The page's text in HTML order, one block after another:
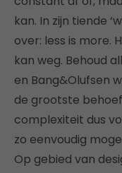
kan. In zijn tiende
over: less is more.
kan weg. Behoud
en Bang&Olufsen
de grootste
complexiteit dus
zo eenvoudig
Op gebied van